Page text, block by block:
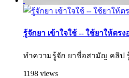
รู้จักยา เข้าใจใช้ -- ใช้ยาให้ตรง
ทำความรู้จัก ยาชื่อสามัญ คลิป
1198 views